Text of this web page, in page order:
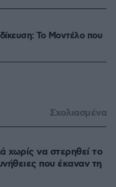
Το Mοντέλο που
Σχολιασμένα
χωρίς να στερηθεί το
που έκαναν τη